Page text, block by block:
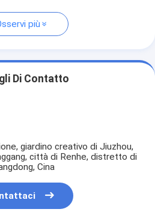
più
Di Contatto
giardino creativo di Jiuzhou,
città di Renhe, distretto di
Cina